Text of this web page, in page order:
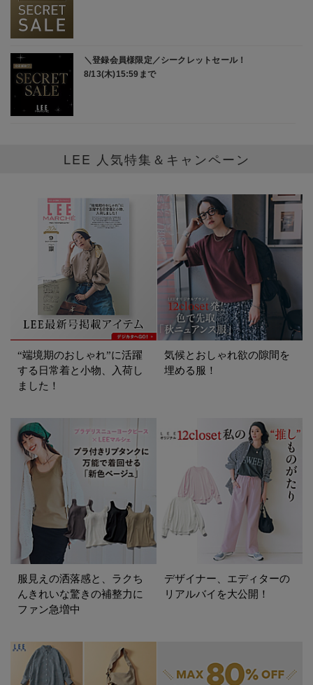
LEE 人気特集＆キャンペーン
“端境期のおしゃれ”に活躍
する日常着と小物、入荷し
ました！
気候とおしゃれ欲の隙間を
埋める服！
服見えの洒落感と、ラクち
んきれいな驚きの補整力に
ファン急増中
デザイナー、エディターの
リアルバイを大公開！